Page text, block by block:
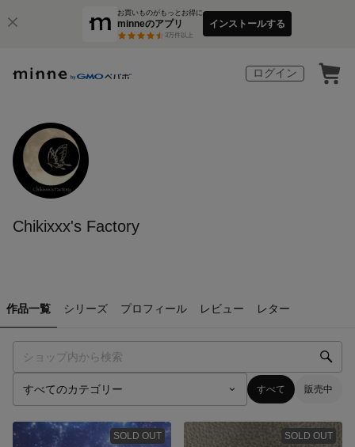
お買いものがもっとお得に
minneのアプリ
3万件以上
インストールする
ログイン
Chikixxx's Factory
作品一覧 シリーズ プロフィール レビュー レター
すべて 販売中
SOLD OUT SOLD OUT